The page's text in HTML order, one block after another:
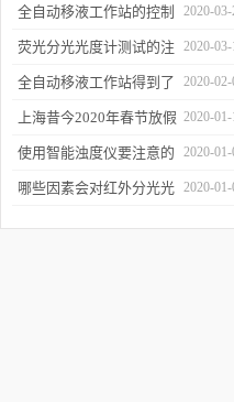
年会
的防潮工作
全自动移液工作站的控制
软件有哪些特点
2020-03-
荧光分光光度计测试的注
意事项有哪些
2020-03-
全自动移液工作站得到了
广泛的应用
2020-02-
上海昔今2020年春节放假
通知
2020-01-
使用智能浊度仪要注意的
几个要点
2020-01-
哪些因素会对红外分光光 2020-01-